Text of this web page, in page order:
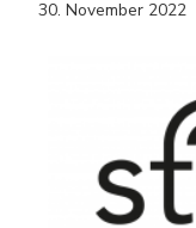
30. November 2022